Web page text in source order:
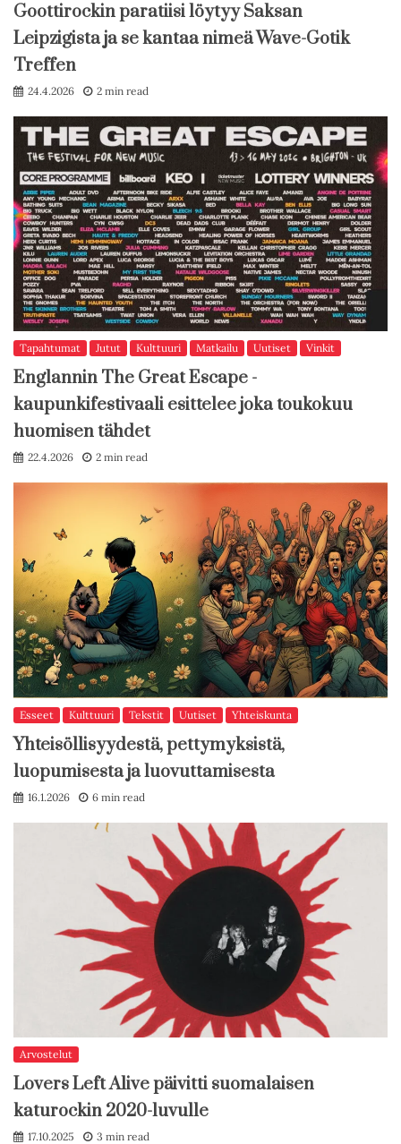
Goottirockin paratiisi löytyy Saksan
Leipzigista ja se kantaa nimeä Wave-Gotik
Treffen
24.4.2026 2 min read
Tapahtumat Jutut Kulttuuri Matkailu Uutiset Vinkit
Englannin The Great Escape -
kaupunkifestivaali esittelee joka toukokuu
huomisen tähdet
22.4.2026 2 min read
Esseet Kulttuuri Tekstit Uutiset Yhteiskunta
Yhteisöllisyydestä, pettymyksistä,
luopumisesta ja luovuttamisesta
16.1.2026 6 min read
Arvostelut
Lovers Left Alive päivitti suomalaisen
katurockin 2020-luvulle
17.10.2025 3 min read